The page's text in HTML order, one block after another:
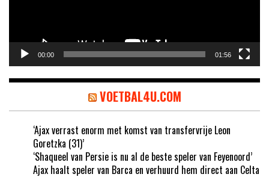
00:00 01:56
VOETBAL4U.COM
‘Ajax verrast enorm met komst van transfervrije Leon
Goretzka (31)’
‘Shaqueel van Persie is nu al de beste speler van Feyenoord’
Ajax haalt speler van Barca en verhuurd hem direct aan Celta